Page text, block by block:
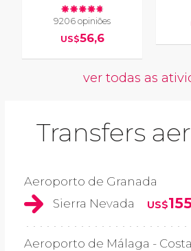
9206 opiniões
US$56,6
ver todas as
Transfers
Aeroporto de Granada
Sierra Nevada
US$
Aeroporto de Málaga -